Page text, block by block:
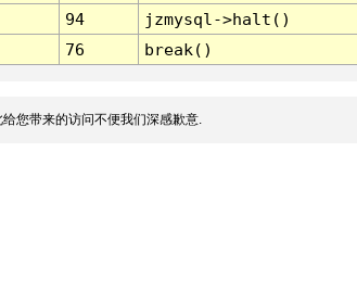
94
jzmysql->halt()
76 break()
您带来的访问不便我们深感歉意.